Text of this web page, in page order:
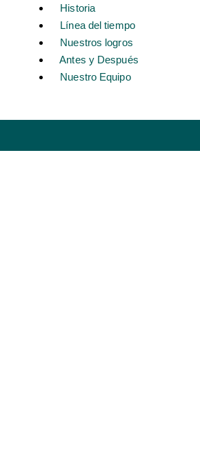
Historia
Línea del tiempo
Nuestros logros
Antes y Después
Nuestro Equipo